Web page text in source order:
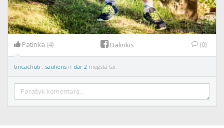
Patinka (4) Dalinkis (0)
tincachub , sauliens ir dar 2 mėgsta tai.